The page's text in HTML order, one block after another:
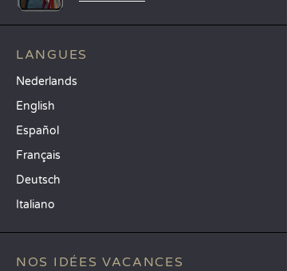
LANGUES
Nederlands
English
Español
Français
Deutsch
Italiano
NOS IDÉES VACANCES